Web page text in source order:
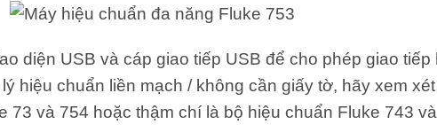
diện USB và cáp giao tiếp USB để cho phép giao
hiệu chuẩn liền mạch / không cần giấy tờ, hãy xem
và 754 hoặc thậm chí là bộ hiệu chuẩn Fluke 743